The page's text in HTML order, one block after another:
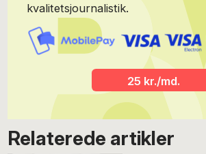
kvalitetsjournalistik.
25 kr./md.
Relaterede artikler